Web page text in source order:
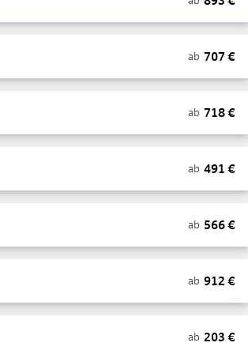
ab 707 €
ab 718€
ab 491 €
ab 566€
ab 912 €
ab 203 €